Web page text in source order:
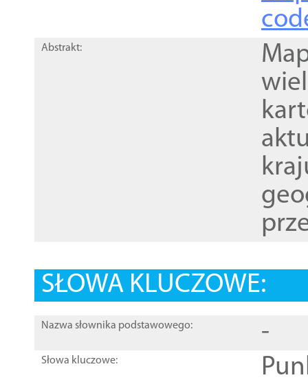
Abstrakt:
SŁOWA KLUCZOWE:
Nazwa słownika podstawowego: -
Słowa kluczowe: